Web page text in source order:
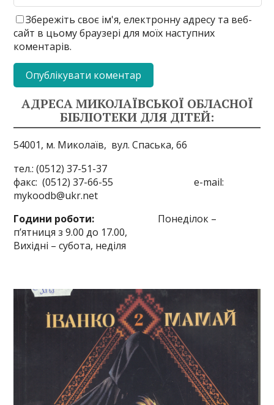
Збережіть своє ім'я, електронну адресу та веб-
сайт в цьому браузері для моїх наступних
коментарів.
АДРЕСА МИКОЛАЇВСЬКОЇ ОБЛАСНОЇ
БІБЛІОТЕКИ ДЛЯ ДІТЕЙ:
54001, м. Миколаїв, вул. Спаська, 66
тел.: (0512) 37-51-37
факс: (0512) 37-66-55 e-mail:
mykoodb@ukr.net
Години роботи: Понеділок –
п’ятниця з 9.00 до 17.00,
Вихідні – субота, неділя